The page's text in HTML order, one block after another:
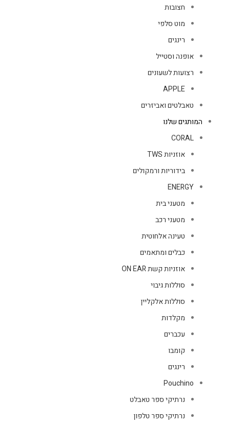
חצובות
מוט סלפי
רינגים
אופנה וסטייל
רצועות לשעונים
APPLE
טאבלטים ואביזרים
המותגים שלנו
CORAL
אוזניות TWS
בידוריות ורמקולים
ENERGY
מטעני בית
מטעני רכב
טעינה אלחוטית
כבלים ומתאמים
אוזניות קשת ON EAR
סוללות גיבוי
סוללות אלקליין
מקלדות
עכברים
קומבו
רינגים
Pouchino
נרתיקי ספר טאבלט
נרתיקי ספר טלפון